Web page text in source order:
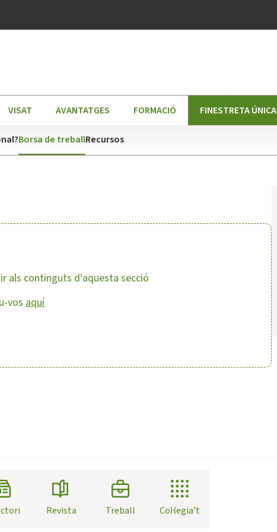
VISAT AVANTATGES FORMACIÓ FINESTRETA ÚNICA
Borsa de treballRecursos
als continguts d'aquesta secció
vos aquí
Revista Treball Col·legia’t